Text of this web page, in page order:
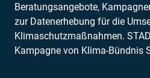
Beratungsangebote,
zur Datenerhebung für die
Klimaschutzmaßnahmen.
Kampagne von Klima-Bündnis